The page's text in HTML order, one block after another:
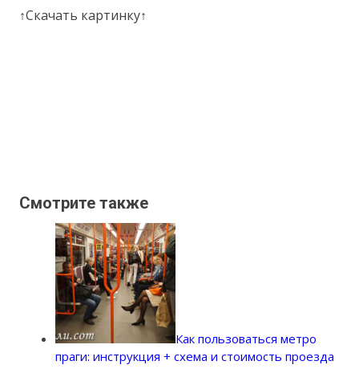
↑Скачать картинку↑
Смотрите также
Как пользоваться метро
праги: инструкция + схема и стоимость проезда